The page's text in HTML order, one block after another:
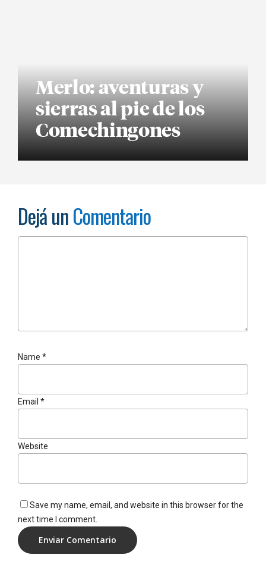
Merlo: aventuras y
sierras al pie de los
Comechingones
Dejá unComentario
Name *
Email *
Website
Save my name, email, and website in this browser for the
next time I comment.